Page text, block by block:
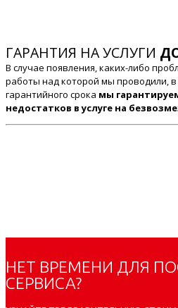
ГАРАНТИЯ НА УСЛУГИ
В случае появления, каких-либо
работы над которой мы проводили,
гарантийного срока мы
недостатков в услуге на
НЕТ ВРЕМЕНИ ДЛЯ
СЕРВИСА?